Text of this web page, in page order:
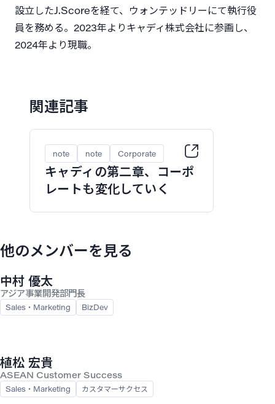
設立したJ.Scoreを経て、ウォンテッドリーにて執行役
員を務める。2023年よりキャディ株式会社に参画し、
2024年より現職。
関連記事
note note Corporate
キャディの第二章、コーポ
レートも変化していく
他のメンバーを見る
中村 優太
アジア事業開発部門長
Sales・Marketing BizDev
植松 宏貴
ASEAN Customer Success
Sales・Marketing カスタマーサクセス